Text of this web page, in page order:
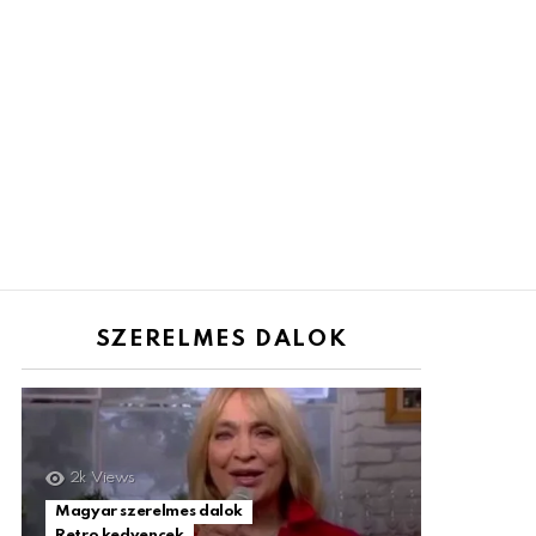
SZERELMES DALOK
2k Views
Magyar szerelmes dalok